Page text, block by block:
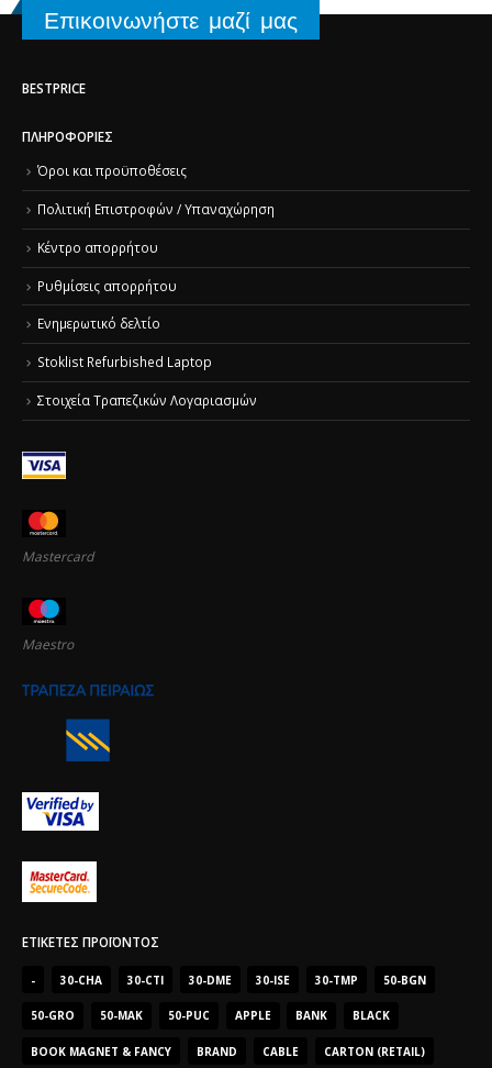
Επικοινωνήστε μαζί μας
BESTPRICE
ΠΛΗΡΟΦΟΡΊΕΣ
Όροι και προϋποθέσεις
Πολιτική Επιστροφών / Υπαναχώρηση
Κέντρο απορρήτου
Ρυθμίσεις απορρήτου
Ενημερωτικό δελτίο
Stoklist Refurbished Laptop
Στοιχεία Τραπεζικών Λογαριασμών
Mastercard
Maestro
ΕΤΙΚΈΤΕΣ ΠΡΟΪΌΝΤΟΣ
- 30-CHA 30-CTI 30-DME 30-ISE 30-TMP 50-BGN
50-GRO 50-MAK 50-PUC APPLE BANK BLACK
BOOK MAGNET & FANCY BRAND CABLE CARTON (RETAIL)